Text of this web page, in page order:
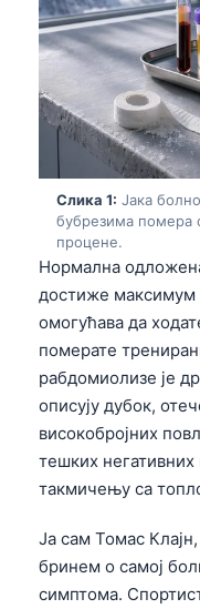
Слика 1: Јака
бубрезима помера
процене.
Нормална
достиже максимум
омогућава да
померате
рабдомиолизе је
описују дубок,
високобројних
тешких
такмичењу са
Ја сам Томас
бринем о самој
симптома.